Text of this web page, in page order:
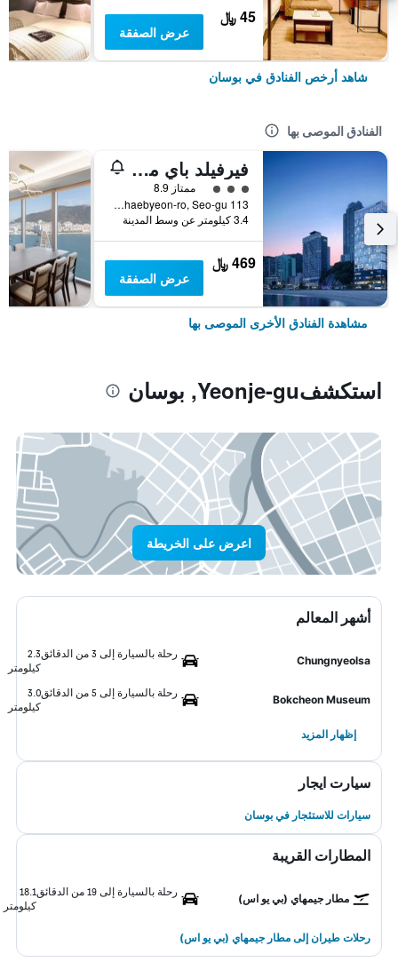
45 ﷼
عرض الصفقة
شاهد أرخص الفنادق في بوسان
الفنادق الموصى بها
فيرفيلد باي ماريوت بوسان سونجدو بيتش
تقييم فئة 3ممتاز 8.9
113 Songdohaebyeon-ro, Seo-gu, بوسان, كوريا الجنوبية
3.4 كيلومتر عن وسط المدينة
469 ﷼
عرض الصفقة
مشاهدة الفنادق الأخرى الموصى بها
استكشفYeonje-gu, بوسان
اعرض على الخريطة
أشهر المعالم
Chungnyeolsa
رحلة بالسيارة إلى 3 من الدقائق
2.3
كيلومتر
Bokcheon Museum
رحلة بالسيارة إلى 5 من الدقائق
3.0
كيلومتر
إظهار المزيد
سيارت ايجار
سيارات للاستئجار في بوسان
المطارات القريبة
مطار جيمهاي (بي يو اس)
رحلة بالسيارة إلى 19 من الدقائق
18.1
كيلومتر
رحلات طيران إلى مطار جيمهاي (بي يو اس)